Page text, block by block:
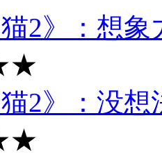
猫2》：想
猫2》：没